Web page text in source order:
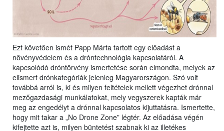
Ezt követően ismét Papp Márta tartott egy előadást a
növényvédelem és a dróntechnológia kapcsolatáról. A
kapcsolódó dróntörvény ismertetése során elmondta, melyek az
elismert drónkategóriák jelenleg Magyarországon. Szó volt
továbbá arról is, ki és milyen feltételek mellett végezhet drónnal
mezőgazdasági munkálatokat, mely vegyszerek kapták már
meg az engedélyt a drónnal kapcsolatos kijuttatásra. Ismertette,
hogy mit takar a „No Drone Zone” légtér. Az előadása végén
kifejtette azt is, milyen büntetést szabnak ki az illetékes